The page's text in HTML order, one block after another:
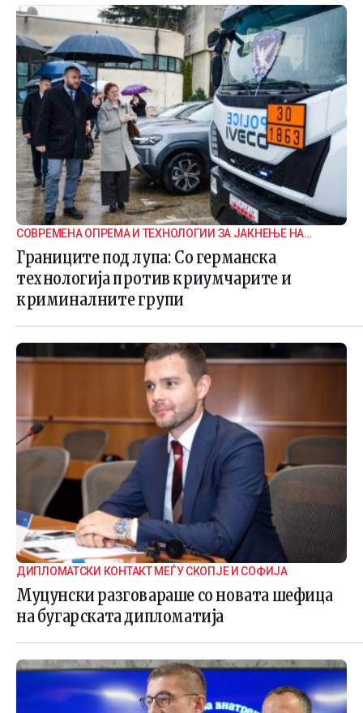
СОВРЕМЕНА ОПРЕМА И ТЕХНОЛОГИИ ЗА ЈАКНЕЊЕ НА
ГРАНИЧНАТА БЕЗБЕДНОСТ
Границите под лупа: Со германска
технологија против криумчарите и
криминалните групи
ДИПЛОМАТСКИ КОНТАКТ МЕЃУ СКОПЈЕ И СОФИЈА
Муцунски разговараше со новата шефица
на бугарската дипломатија